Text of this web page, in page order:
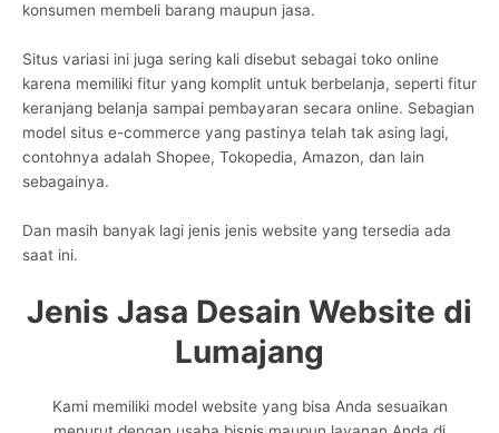
konsumen membeli barang maupun jasa.
Situs variasi ini juga sering kali disebut sebagai toko online
karena memiliki fitur yang komplit untuk berbelanja, seperti fitur
keranjang belanja sampai pembayaran secara online. Sebagian
model situs e-commerce yang pastinya telah tak asing lagi,
contohnya adalah Shopee, Tokopedia, Amazon, dan lain
sebagainya.
Dan masih banyak lagi jenis jenis website yang tersedia ada
saat ini.
Jenis Jasa Desain Website di
Lumajang
Kami memiliki model website yang bisa Anda sesuaikan